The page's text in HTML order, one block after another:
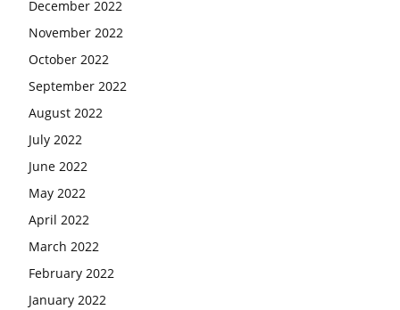
December 2022
November 2022
October 2022
September 2022
August 2022
July 2022
June 2022
May 2022
April 2022
March 2022
February 2022
January 2022